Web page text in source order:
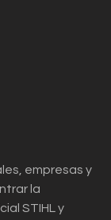
empresas y
la
STIHL y